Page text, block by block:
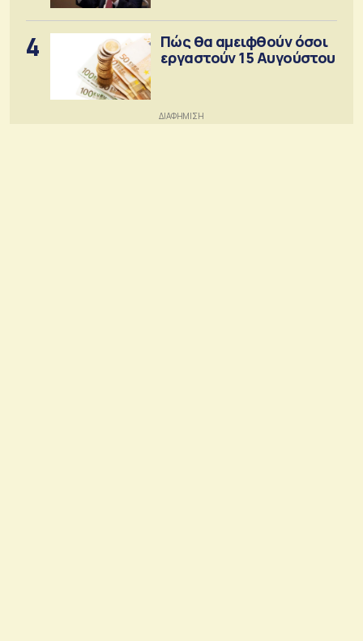
4
Πώς θα αμειφθούν όσοι
εργαστούν 15 Αυγούστου